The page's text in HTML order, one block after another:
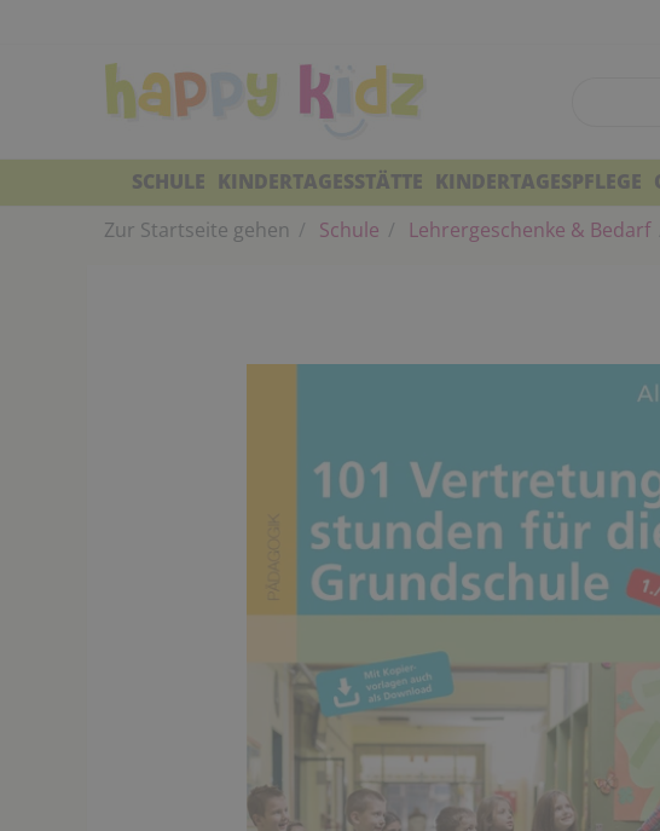
SCHULE KINDERTAGESSTÄTTE KINDERTAGESPFLEGE
Zur Startseite gehen
Schule Lehrergeschenke & Bedarf